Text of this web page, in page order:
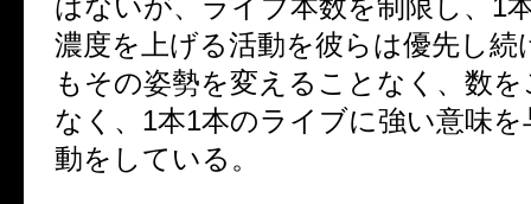
はないが、ライブ本数を制限し、 1
濃度を上げる活動を彼らは優先し続
もその姿勢を変えることなく、数
なく、 1本1本のライブに強い意味
動をしている。